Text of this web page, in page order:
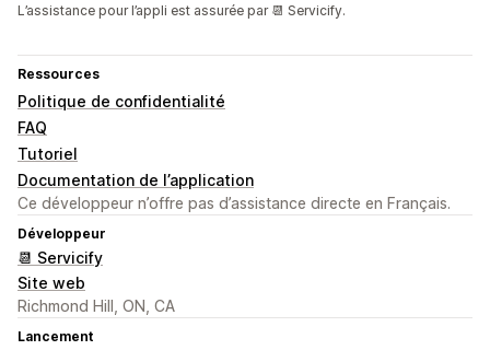
L’assistance pour l’appli est assurée par 📆 Servicify.
Ressources
Politique de confidentialité
FAQ
Tutoriel
Documentation de l’application
Ce développeur n’offre pas d’assistance directe en Français.
Développeur
📆 Servicify
Site web
Richmond Hill, ON, CA
Lancement